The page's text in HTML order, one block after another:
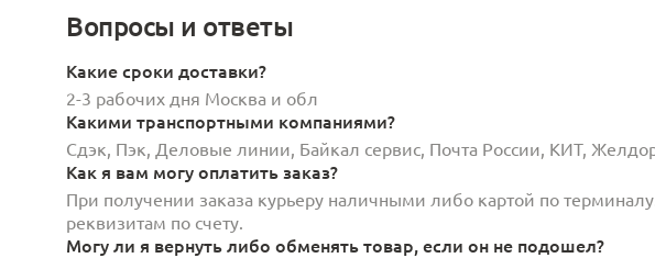
Вопросы и ответы
Какие сроки доставки?
2-3 рабочих дня Москва и обл
Какими транспортными компаниями?
Сдэк, Пэк, Деловые линии, Байкал сервис, Почта России, КИТ,
Как я вам могу оплатить заказ?
При получении заказа курьеру наличными либо картой по
реквизитам по счету.
Могу ли я вернуть либо обменять товар, если он не подошел?